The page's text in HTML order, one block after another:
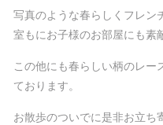
写真のような春らしくフレン
室もにお子様のお部屋にも素
この他にも春らしい柄のレー
ております。
お散歩のついでに是非お立ち